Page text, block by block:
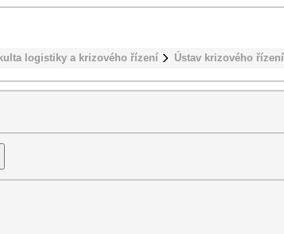
logistiky a krizového řízení Ústav krizového řízení